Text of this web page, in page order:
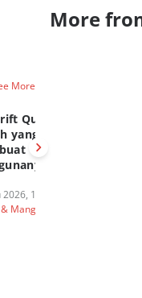
More
Quincy
yang
Susah
14:00 WIB
Manga
4
Yami
One
06 Agu
Anime
More